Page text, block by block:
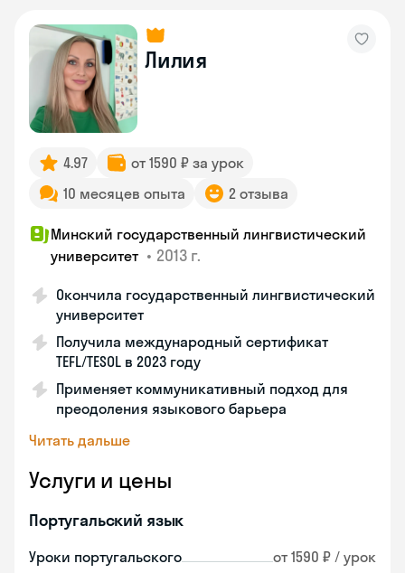
Лилия
4.97
от 1590 ₽ за урок
10 месяцев опыта
2 отзыва
Минский государственный лингвистический
университет • 2013 г.
Окончила государственный лингвистический
университет
Получила международный сертификат
TEFL/TESOL в 2023 году
Применяет коммуникативный подход для
преодоления языкового барьера
Читать дальше
Услуги и цены
Португальский язык
Уроки португальского от 1590 ₽ / урок